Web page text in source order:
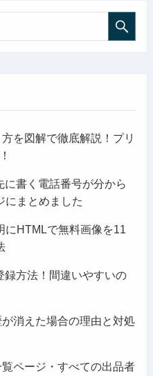
を図解で徹底解説！プリ
書く電話番号が分から
にまとめました
にHTMLで無料画像を11
録方法！間違いやすいの
消えた場合の理由と対処
ページ・すべての出品者